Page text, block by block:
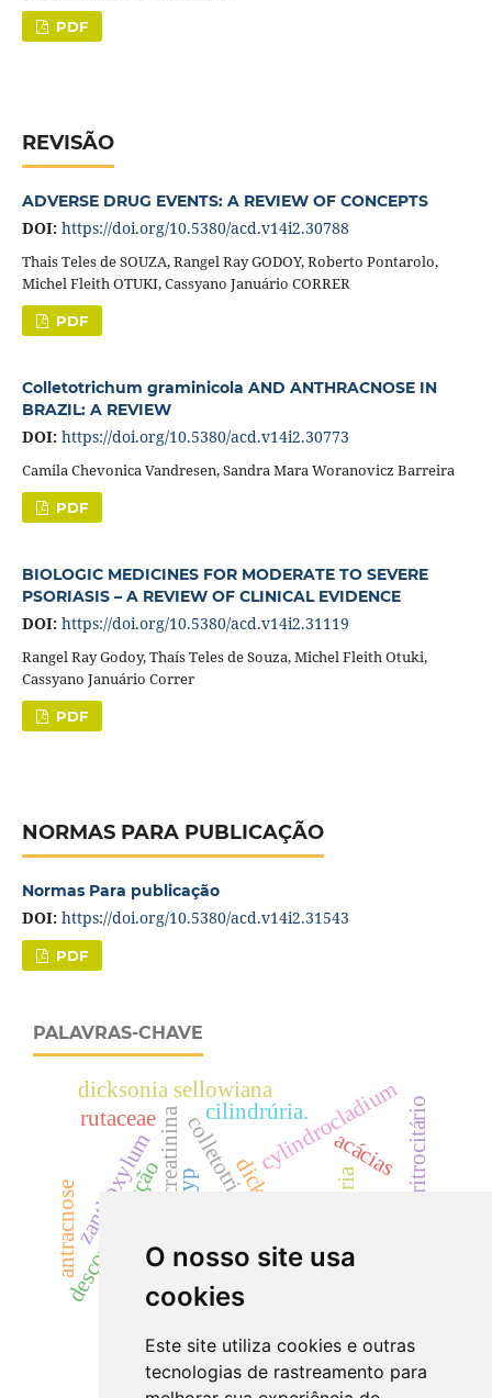
O nosso site usa
cookies
Este site utiliza cookies e outras
tecnologias de rastreamento para
PDF
REVISÃO
ADVERSE DRUG EVENTS: A REVIEW OF CONCEPTS
DOI: https://doi.org/10.5380/acd.v14i2.30788
Thais Teles de SOUZA, Rangel Ray GODOY, Roberto Pontarolo,
Michel Fleith OTUKI, Cassyano Januário CORRER
PDF
Colletotrichum graminicola AND ANTHRACNOSE IN
BRAZIL: A REVIEW
DOI: https://doi.org/10.5380/acd.v14i2.30773
Camila Chevonica Vandresen, Sandra Mara Woranovicz Barreira
PDF
BIOLOGIC MEDICINES FOR MODERATE TO SEVERE
PSORIASIS – A REVIEW OF CLINICAL EVIDENCE
DOI: https://doi.org/10.5380/acd.v14i2.31119
Rangel Ray Godoy, Thaís Teles de Souza, Michel Fleith Otuki,
Cassyano Januário Correr
PDF
NORMAS PARA PUBLICAÇÃO
Normas Para publicação
DOI: https://doi.org/10.5380/acd.v14i2.31543
PDF
PALAVRAS-CHAVE
creatinina
dicksoniaceae
dicksonia sellowianacylindrocladium
colletotrichum acutatum acácias
cilindrúria. dismorfismo eritrocitário
hematúria
descontaminação
drogas vegetais
radiação gama landrace
zanthoxylum
rutaceae
samambaia
antracnose
segurança
cyp